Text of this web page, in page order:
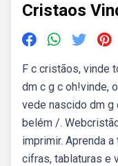
Cristaos
F c cristãos, vinde
dm c g c oh!vinde,
vede nascido dm g
belém /.
imprimir. Aprenda
cifras, tablaturas e